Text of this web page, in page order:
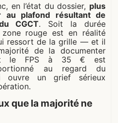
en l’état du dossier, plus
plafond résultant de
CGCT. Soit la durée
zone rouge est en réalité
ressort de la grille — et il
de la documenter
le FPS à 35 € est
au regard du
ouvre un grief sérieux
que la majorité ne